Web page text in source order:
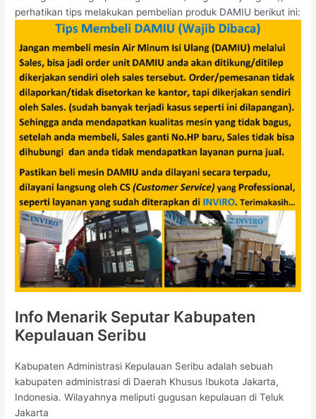
perhatikan tips melakukan pembelian produk DAMIU berikut ini:
Info Menarik Seputar Kabupaten
Kepulauan Seribu
Kabupaten Administrasi Kepulauan Seribu adalah sebuah
kabupaten administrasi di Daerah Khusus Ibukota Jakarta,
Indonesia. Wilayahnya meliputi gugusan kepulauan di Teluk
Jakarta